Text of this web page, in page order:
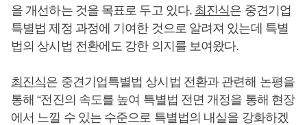
을 개선하는 것을 목표로 두고 있다. 최진식은 중견기업
특별법 제정 과정에 기여한 것으로 알려져 있는데 특별
법의 상시법 전환에도 강한 의지를 보여왔다.
최진식은 중견기업특별법 상시법 전환과 관련해 논평을
통해 “전진의 속도를 높여 특별법 전면 개정을 통해 현장
에서 느낄 수 있는 수준으로 특별법의 내실을 강화하겠